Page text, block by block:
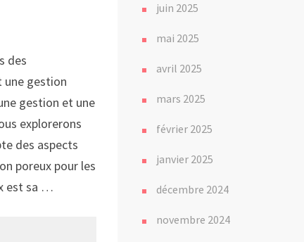
des
une gestion
gestion et une
explorerons
des aspects
poreux pour les
est sa …
juin 2025
mai 2025
avril 2025
mars 2025
février 2025
janvier 2025
décembre 2024
novembre 2024